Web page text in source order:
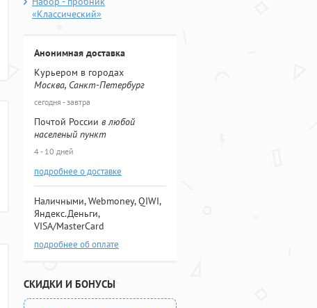
«Классический»
Анонимная доставка
Курьером в городах
Москва, Санкт-Петербург
сегодня - завтра
Почтой России в любой
населеный пункт
4 - 10 дней
подробнее о доставке
Наличными, Webmoney, QIWI,
Яндекс.Деньги,
VISA/MasterCard
подробнее об оплате
СКИДКИ И БОНУСЫ